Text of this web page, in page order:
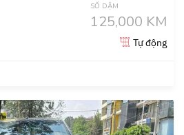
SỐ DẶM
125,000 KM
Tự động